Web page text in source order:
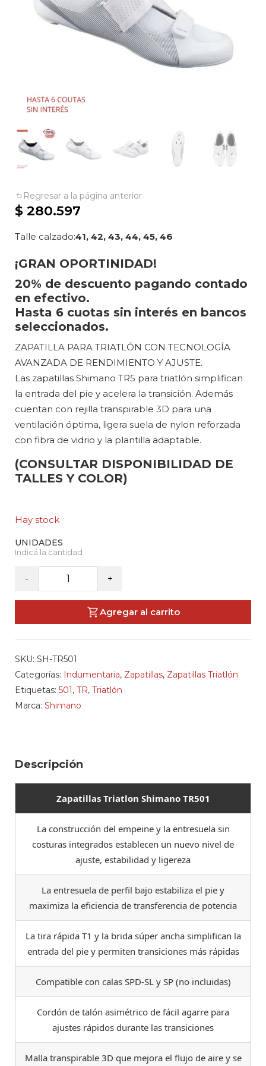
Regresar a la página anterior
$ 280.597
¡GRAN OPORTINIDAD!
20% de descuento pagando contado
en efectivo.
Hasta 6 cuotas sin interés en bancos
seleccionados.
ZAPATILLA PARA TRIATLÓN CON TECNOLOGÍA
AVANZADA DE RENDIMIENTO Y AJUSTE.
Las zapatillas Shimano TR5 para triatlón simplifican
la entrada del pie y acelera la transición. Además
cuentan con rejilla transpirable 3D para una
ventilación óptima, ligera suela de nylon reforzada
con fibra de vidrio y la plantilla adaptable.
(CONSULTAR DISPONIBILIDAD DE
TALLES Y COLOR)
Hay stock
-
SHIMANO
-
Zapatillas
+
Agregar al carrito
SKU: SH-TR501
Categorías: Indumentaria, Zapatillas, Zapatillas Triatlón
Etiquetas: 501, TR, Triatlón
Marca: Shimano
Talle calzado 41, 42, 43, 44, 45, 46
Descripción
Zapatillas Triatlon Shimano TR501
La construcción del empeine y la entresuela sin
costuras integrados establecen un nuevo nivel de
ajuste, estabilidad y ligereza
La entresuela de perfil bajo estabiliza el pie y
maximiza la eficiencia de transferencia de potencia
La tira rápida T1 y la brida súper ancha simplifican la
entrada del pie y permiten transiciones más rápidas
Compatible con calas SPD-SL y SP (no incluidas)
Cordón de talón asimétrico de fácil agarre para
ajustes rápidos durante las transiciones
Malla transpirable 3D que mejora el flujo de aire y se